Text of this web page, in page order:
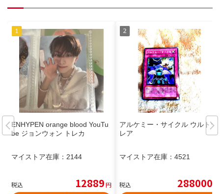
ENHYPEN orange blood YouTu
be ジョンウォン トレカ
マイストア在庫： 2144
税込 12889円
アルケミー・サイクル ウルトラ
レア
マイストア在庫： 4521
税込 288000